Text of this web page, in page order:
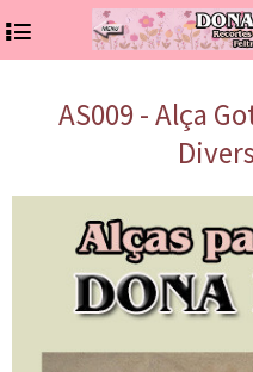
4
AS009 - Alça